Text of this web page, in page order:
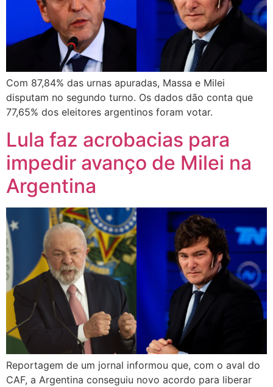
Com 87,84% das urnas apuradas, Massa e Milei
disputam no segundo turno. Os dados dão conta que
77,65% dos eleitores argentinos foram votar.
Lula faz acrobacias para
impedir avanço de Milei na
Argentina
Reportagem de um jornal informou que, com o aval do
CAF, a Argentina conseguiu novo acordo para liberar